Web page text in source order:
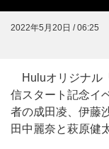
2022年5月20日 / 06:25
Huluオリジナル
信スタート記念イ
者の成田凌、伊藤
田中麗奈と萩原健